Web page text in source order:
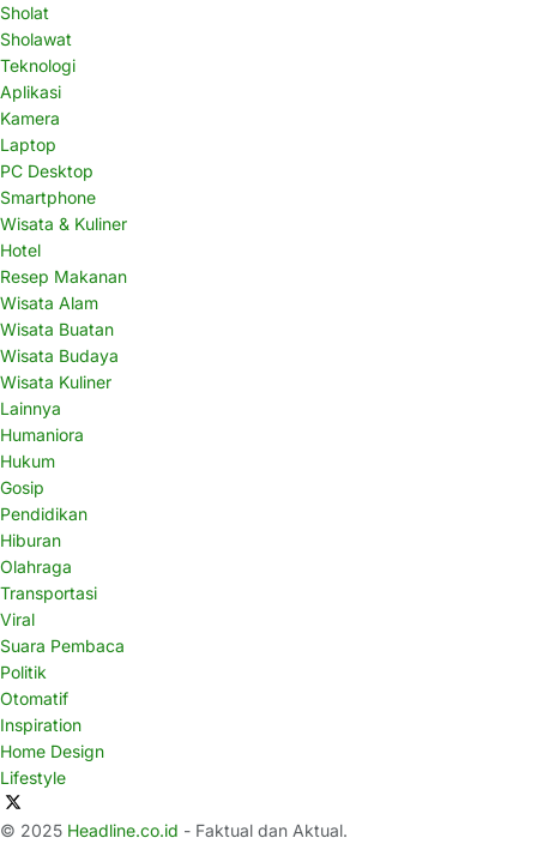
Sholat
Sholawat
Teknologi
Aplikasi
Kamera
Laptop
PC Desktop
Smartphone
Wisata & Kuliner
Hotel
Resep Makanan
Wisata Alam
Wisata Buatan
Wisata Budaya
Wisata Kuliner
Lainnya
Humaniora
Hukum
Gosip
Pendidikan
Hiburan
Olahraga
Transportasi
Viral
Suara Pembaca
Politik
Otomatif
Inspiration
Home Design
Lifestyle
© 2025 Headline.co.id - Faktual dan Aktual.